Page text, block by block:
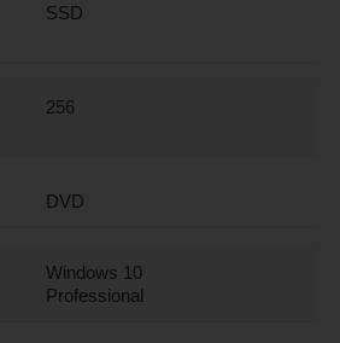
SSD
256
DVD
Windows 10
Professional